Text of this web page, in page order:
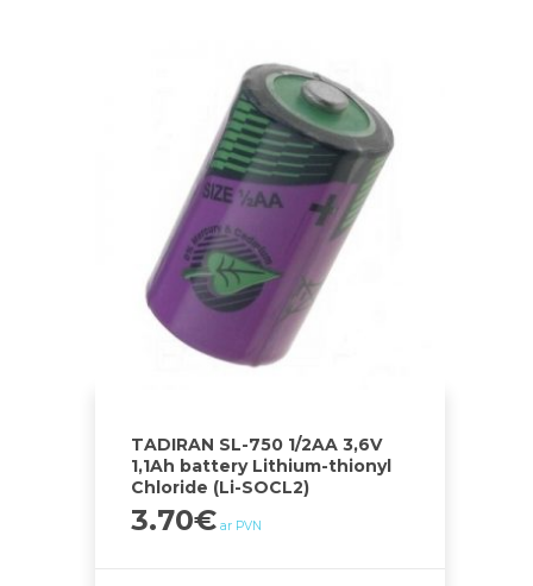
TADIRAN SL-750 1/2AA 3,6V
1,1Ah battery Lithium-thionyl
Chloride (Li-SOCL2)
3.70€ ar PVN